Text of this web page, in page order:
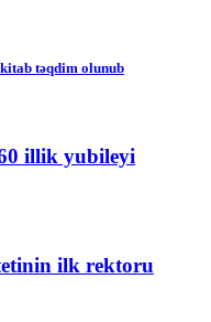
kitab təqdim olunub
illik yubileyi
ilk rektoru